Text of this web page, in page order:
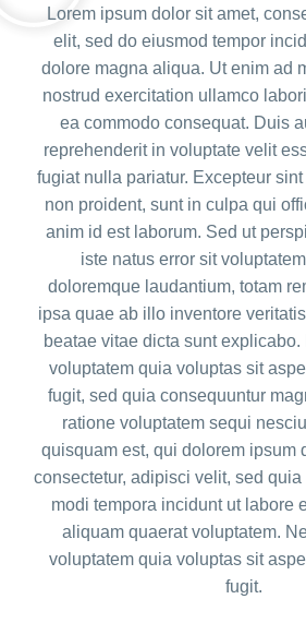
Lorem ipsum dolor sit amet,
elit, sed do eiusmod tempor
dolore magna aliqua. Ut enim ad
nostrud exercitation ullamco
ea commodo consequat. Duis
reprehenderit in voluptate velit
fugiat nulla pariatur. Excepteur
non proident, sunt in culpa qui
anim id est laborum. Sed ut
iste natus error sit
doloremque laudantium, totam
ipsa quae ab illo inventore
beatae vitae dicta sunt
voluptatem quia voluptas sit
fugit, sed quia consequuntur
ratione voluptatem sequi
quisquam est, qui dolorem ipsum
consectetur, adipisci velit, sed
modi tempora incidunt ut labore
aliquam quaerat voluptatem.
voluptatem quia voluptas sit
fugit.